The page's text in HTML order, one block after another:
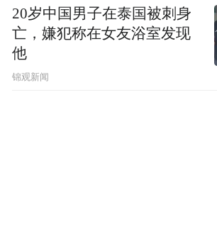
20岁中国男子在泰国被刺身
亡，嫌犯称在女友浴室发现
他
锦观新闻